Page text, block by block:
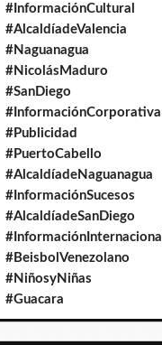
#InformaciónCultural
#AlcaldíadeValencia
#Naguanagua
#NicolásMaduro
#SanDiego
#InformaciónCorporativa
#Publicidad
#PuertoCabello
#AlcaldíadeNaguanagua
#InformaciónSucesos
#AlcaldíadeSanDiego
#InformaciónInternacional
#BeisbolVenezolano
#NiñosyNiñas
#Guacara